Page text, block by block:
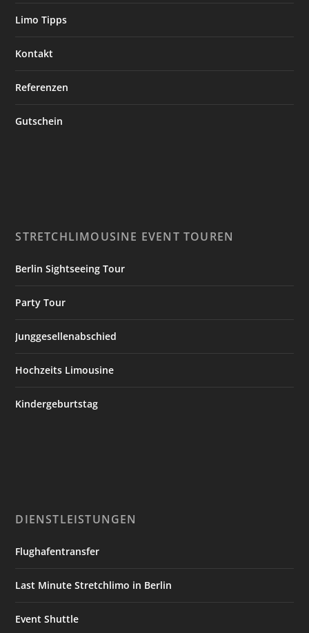
Limo Tipps
Kontakt
Referenzen
Gutschein
STRETCHLIMOUSINE EVENT TOUREN
Berlin Sightseeing Tour
Party Tour
Junggesellenabschied
Hochzeits Limousine
Kindergeburtstag
DIENSTLEISTUNGEN
Flughafentransfer
Last Minute Stretchlimo in Berlin
Event Shuttle